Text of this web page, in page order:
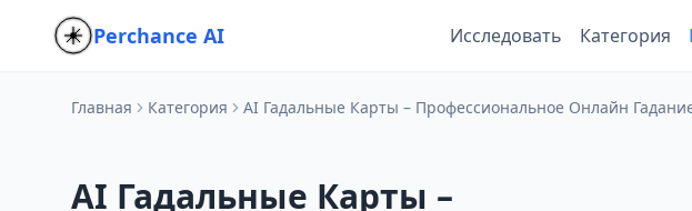
Perchance AI Исследовать Категория
Главная Категория AI Гадальные Карты – Профессиональное Онлайн
AI Гадальные Карты –